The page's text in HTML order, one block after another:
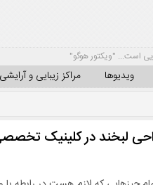
است... "ویکتور هوگو"
ویدیوها مراکز زیبایی و آرایشی
لبخند در کلینیک